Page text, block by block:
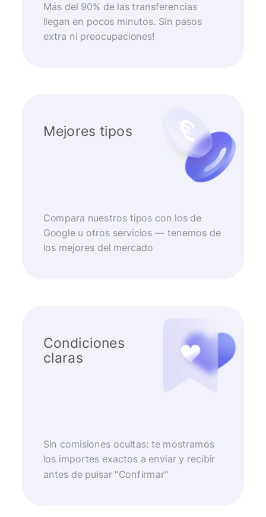
Más del 90% de las transferencias
llegan en pocos minutos. Sin pasos
extra ni preocupaciones!
Mejores tipos
Compara nuestros tipos con los de
Google u otros servicios — tenemos de
los mejores del mercado
Condiciones
claras
Sin comisiones ocultas: te mostramos
los importes exactos a enviar y recibir
antes de pulsar "Confirmar"